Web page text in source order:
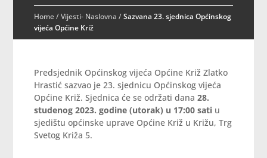
Home/Vijesti- Naslovna /Sazvana 23. sjednica Općinskog
vijeća Općine Križ
Predsjednik Općinskog vijeća Općine Križ Zlatko
Hrastić sazvao je 23. sjednicu Općinskog vijeća
Općine Križ. Sjednica će se održati dana28.
studenog 2023. godine (utorak) u 17:00 sati u
sjedištu općinske uprave Općine Križ u Križu, Trg
Svetog Križa 5.